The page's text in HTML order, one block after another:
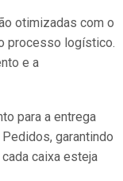
otimizadas com o
processo logístico.
e a
para a entrega
garantindo
caixa esteja